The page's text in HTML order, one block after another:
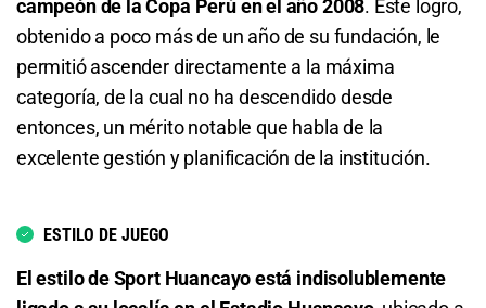
1.04 S/ 10,40 S/ 0,40
Total de Goles - Más de 1.5
Total de Goles - Menos de 1.5
Total de Goles - Más de 2.5
campeón de la Copa Perú en el año 2008. Este logro,
obtenido a poco más de un año de su fundación, le
permitió ascender directamente a la máxima
categoría, de la cual no ha descendido desde
entonces, un mérito notable que habla de la
excelente gestión y planificación de la institución.
ESTILO DE JUEGO
El estilo de Sport Huancayo está indisolublemente